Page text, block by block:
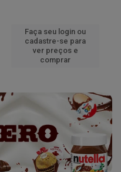
Faça seu login ou
cadastre-se para
ver preços e
comprar